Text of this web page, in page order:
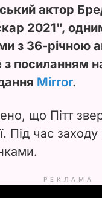
актор
2021",
з 36-річною
посиланням
Mirror.
що Пітт
Під час
РЕКЛАМА